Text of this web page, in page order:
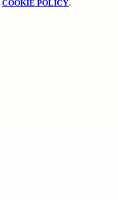
COOKIE POLICY.